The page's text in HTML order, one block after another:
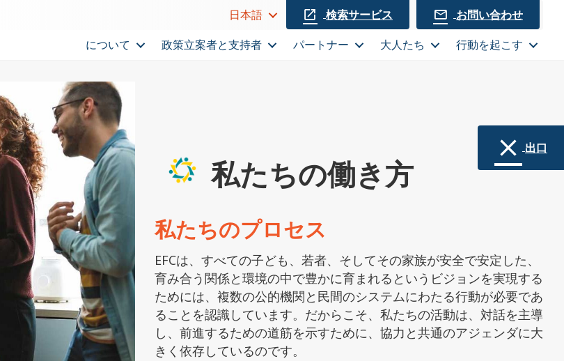
日本語 検索サービス
お問い合わせ
について
政策立案者と支持者 パートナー 大人たち 行動を起こす
私たちの働き方
私たちのプロセス
EFCは、すべての子ども、若者、そしてその家族が安全で安定した、
育み合う関係と環境の中で豊かに育まれるというビジョンを実現する
ためには、複数の公的機関と民間のシステムにわたる行動が必要であ
ることを認識しています。だからこそ、私たちの活動は、対話を主導
し、前進するための道筋を示すために、協力と共通のアジェンダに大
きく依存しているのです。
出口